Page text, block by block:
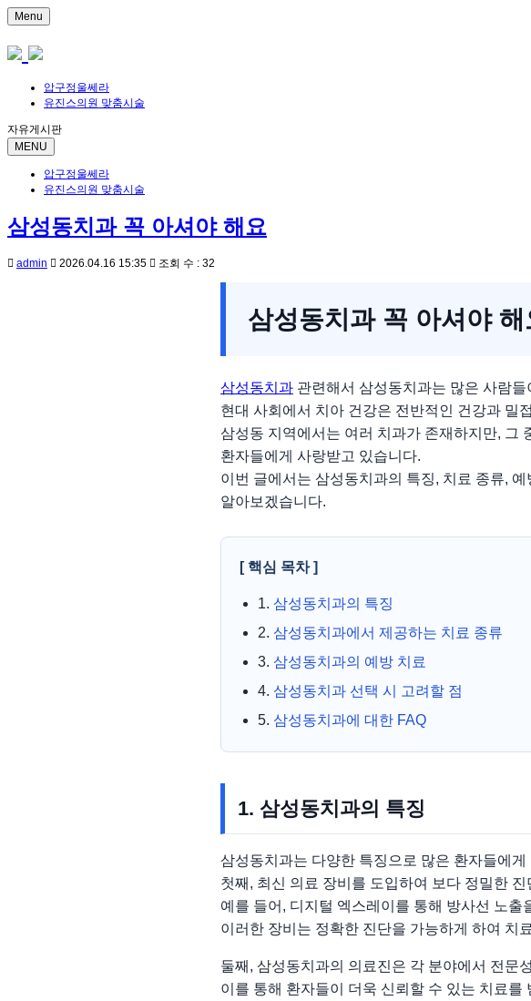
Menu
압구정울쎄라
유진스의원 맞춤시술
자유게시판
MENU
압구정울쎄라
유진스의원 맞춤시술
삼성동치과 꼭 아셔야 해요
admin 2026.04.16 15:35 조회 수 : 32
삼성동치과 꼭 아셔야 해
삼성동치과 관련해서 삼성동치과는 많은 사람
현대 사회에서 치아 건강은 전반적인 건강과 밀
삼성동 지역에서는 여러 치과가 존재하지만, 그
환자들에게 사랑받고 있습니다.
이번 글에서는 삼성동치과의 특징, 치료 종류,
알아보겠습니다.
[ 핵심 목차 ]
1. 삼성동치과의 특징
2. 삼성동치과에서 제공하는 치료 종류
3. 삼성동치과의 예방 치료
4. 삼성동치과 선택 시 고려할 점
5. 삼성동치과에 대한 FAQ
1. 삼성동치과의 특징
삼성동치과는 다양한 특징으로 많은 환자들에
첫째, 최신 의료 장비를 도입하여 보다 정밀한
예를 들어, 디지털 엑스레이를 통해 방사선 노
이러한 장비는 정확한 진단을 가능하게 하여 치
둘째, 삼성동치과의 의료진은 각 분야에서 전문
이를 통해 환자들이 더욱 신뢰할 수 있는 치료를